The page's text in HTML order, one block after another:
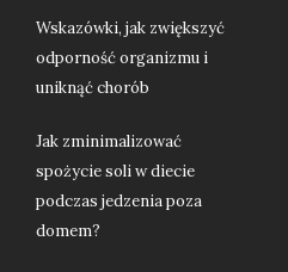
Wskazówki, jak zwiększyć
odporność organizmu i
uniknąć chorób
Jak zminimalizować
spożycie soli w diecie
podczas jedzenia poza
domem?